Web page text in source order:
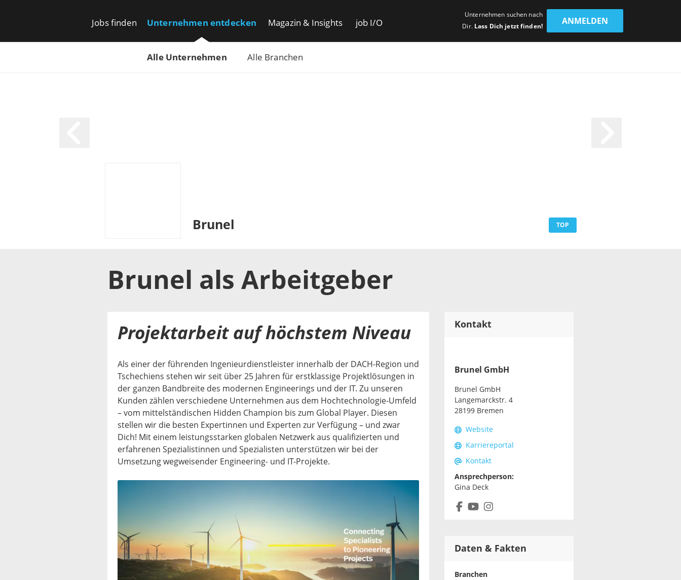
Jobs finden Unternehmen entdecken
Alle Unternehmen Alle Branchen
Magazin & Insights job I/O
Unternehmen suchen nach
Dir. Lass Dich jetzt finden!
ANMELDEN
Brunel TOP
Brunel als Arbeitgeber
Projektarbeit auf höchstem Niveau
Als einer der führenden Ingenieurdienstleister innerhalb der DACH-Region und
Tschechiens stehen wir seit über 25 Jahren für erstklassige Projektlösungen in
der ganzen Bandbreite des modernen Engineerings und der IT. Zu unseren
Kunden zählen verschiedene Unternehmen aus dem Hochtechnologie-Umfeld
– vom mittelständischen Hidden Champion bis zum Global Player. Diesen
stellen wir die besten Expertinnen und Experten zur Verfügung – und zwar
Dich! Mit einem leistungsstarken globalen Netzwerk aus qualifizierten und
erfahrenen Spezialistinnen und Spezialisten unterstützen wir bei der
Umsetzung wegweisender Engineering- und IT-Projekte.
Kontakt
Brunel GmbH
Brunel GmbH
Langemarckstr. 4
28199 Bremen
Website
Karriereportal
Kontakt
Ansprechperson:
Gina Deck
Daten & Fakten
Branchen